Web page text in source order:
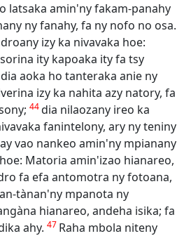
latsaka amin'ny fakam-panahy
ny fanahy, fa ny nofo no osa.
izy ka nivavaka hoe:
ity kapoaka ity fa tsy
aoka ho tanteraka anie ny
izy ka nahita azy natory, fa
44dia nilaozany ireo ka
fanintelony, ary ny teniny
vao nankeo amin'ny mpianany
Matoria amin'izao hianareo,
fa efa antomotra ny fotoana,
tànan'ny mpanota ny
hianareo, andeha isika; fa
ahy. 47 Raha mbola niteny